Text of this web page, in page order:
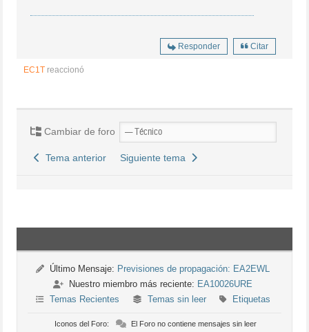
Responder Citar
EC1T reaccionó
Cambiar de foro
Tema anterior Siguiente tema
Último Mensaje: Previsiones de propagación: EA2EWL
Nuestro miembro más reciente: EA10026URE
Temas Recientes
Temas sin leer Etiquetas
Iconos del Foro:
El Foro no contiene mensajes sin leer